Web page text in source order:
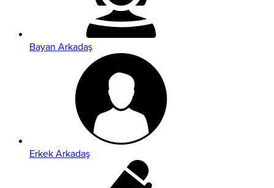
Bayan Arkadaş
Erkek Arkadaş